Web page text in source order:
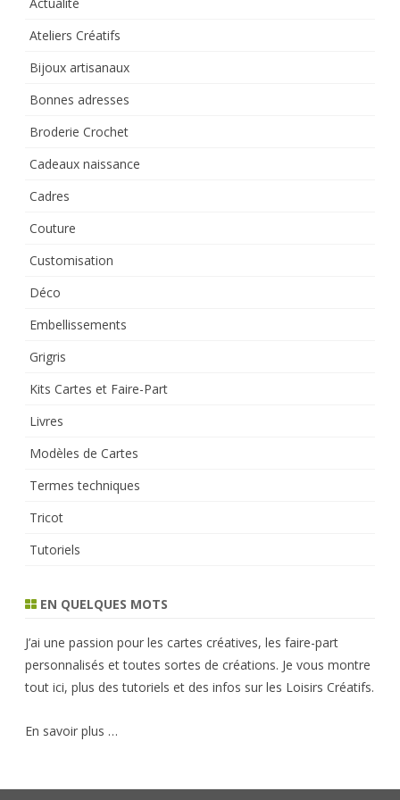
Ateliers Créatifs
Bijoux artisanaux
Bonnes adresses
Broderie Crochet
Cadeaux naissance
Cadres
Couture
Customisation
Déco
Embellissements
Grigris
Kits Cartes et Faire-Part
Livres
Modèles de Cartes
Termes techniques
Tricot
Tutoriels
EN QUELQUES MOTS
J’ai une passion pour les cartes créatives, les faire-part
personnalisés et toutes sortes de créations. Je vous montre
tout ici, plus des tutoriels et des infos sur les Loisirs Créatifs.
En savoir plus …